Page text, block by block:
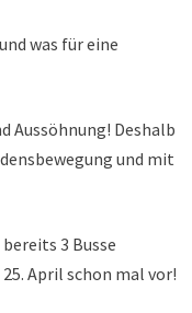
was für eine
Aussöhnung! Deshalb
und mit
3 Busse
April schon mal vor!